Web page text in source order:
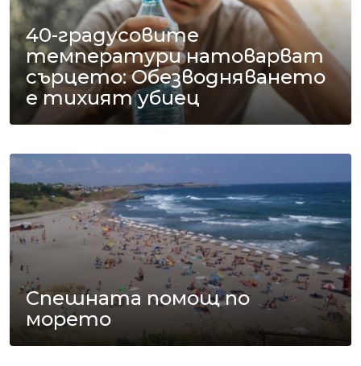
40-градусовите
температури натоварват
сърцето: Обезводняването
е тихият убиец
Спешната помощ по
морето